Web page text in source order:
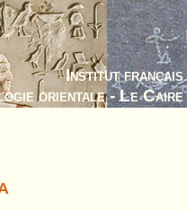
Institut français
orientale - Le Caire